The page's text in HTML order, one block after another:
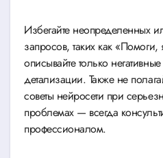
Избегайте неопределенных
запросов, таких как
описывайте только
детализации. Также не
советы нейросети при
проблемах — всегда
профессионалом.